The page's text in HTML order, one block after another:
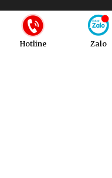
QUY ĐỊNH & CHÍNH
Hotline Zalo